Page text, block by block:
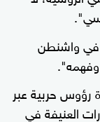
في واشنطن
وفهمه".
رؤوس حربية عبر
العنيفة في